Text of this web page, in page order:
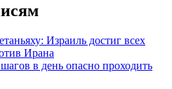
Израиль достиг всех
Ирана
в день опасно проходить